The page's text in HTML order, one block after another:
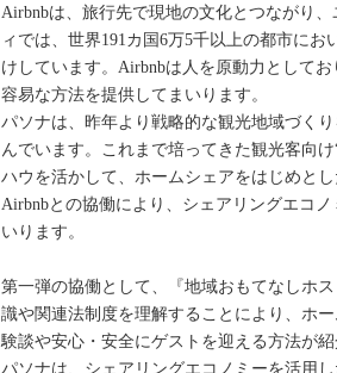
Airbnbは、旅行先で現地の文化とつながり
ィでは、世界191カ国6万5千以上の都市に
けしています。Airbnbは人を原動力として
容易な方法を提供してまいります。
パソナは、昨年より戦略的な観光地域づく
んでいます。これまで培ってきた観光客向
ハウを活かして、ホームシェアをはじめと
Airbnbとの協働により、シェアリングエコ
いります。
第一弾の協働として、『地域おもてなしホ
識や関連法制度を理解することにより、ホ
験談や安心・安全にゲストを迎える方法が紹
パソナは、シェアリングエコノミーを活用